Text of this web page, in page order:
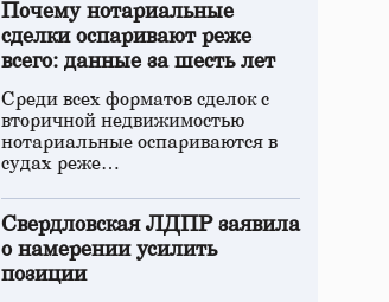
Почему нотариальные
сделки оспаривают реже
всего: данные за шесть лет
Среди всех форматов сделок с
вторичной недвижимостью
нотариальные оспариваются в
судах реже…
Свердловская ЛДПР заявила
о намерении усилить
позиции